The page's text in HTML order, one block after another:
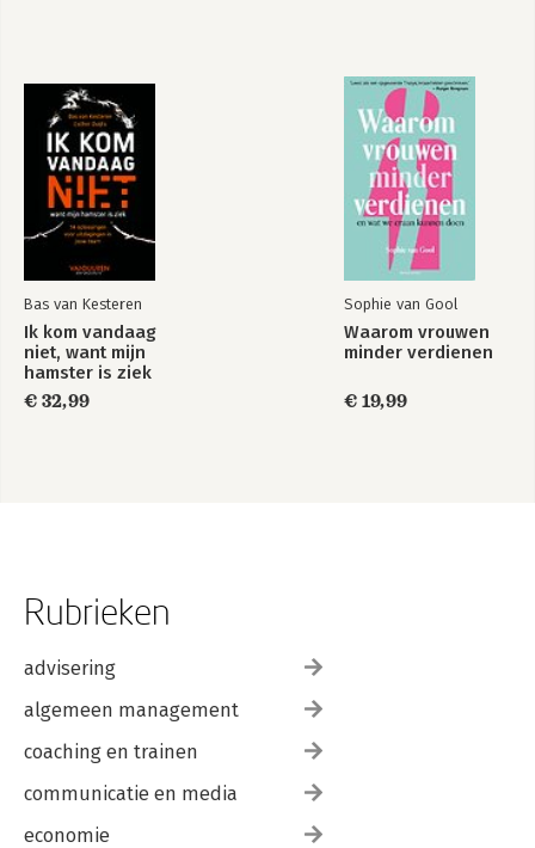
Bas van Kesteren
Ik kom vandaag
niet, want mijn
hamster is ziek
€ 32,99
Sophie van Gool
Waarom vrouwen
minder verdienen
€ 19,99
Rubrieken
advisering
algemeen management
coaching en trainen
communicatie en media
economie